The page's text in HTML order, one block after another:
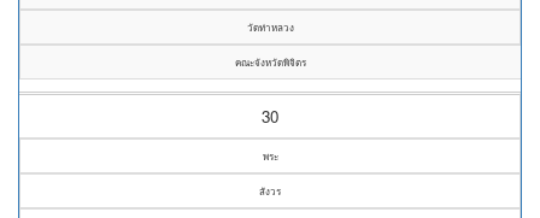
วัดท่าหลวง
คณะจังหวัดพิจิตร
30
พระ
สังวร